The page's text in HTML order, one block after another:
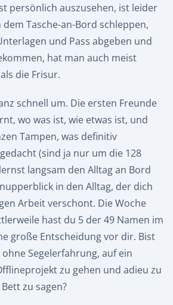
persönlich auszusehen, ist leider
Tasche-an-Bord schleppen,
und Pass abgeben und
hat man auch meist
die Frisur.
schnell um. Die ersten Freunde
wo was ist, wie etwas ist, und
Tampen, was definitiv
(sind ja nur um die 128
langsam den Alltag an Bord
in den Alltag, der dich
Arbeit verschont. Die Woche
hast du 5 der 49 Namen im
große Entscheidung vor dir. Bist
Segelerfahrung, auf ein
zu gehen und adieu zu
zu sagen?